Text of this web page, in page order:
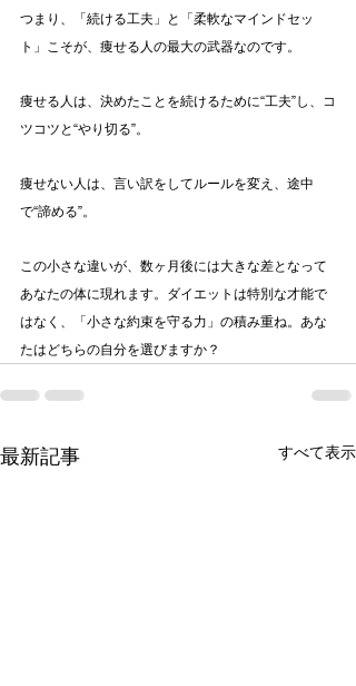
つまり、「続ける工夫」と「柔軟なマインドセッ
ト」こそが、痩せる人の最大の武器なのです。
痩せる人は、決めたことを続けるために“工夫”し、コ
ツコツと“やり切る”。
痩せない人は、言い訳をしてルールを変え、途中
で“諦める”。
この小さな違いが、数ヶ月後には大きな差となって
あなたの体に現れます。ダイエットは特別な才能で
はなく、「小さな約束を守る力」の積み重ね。あな
たはどちらの自分を選びますか？
最新記事 すべて表示